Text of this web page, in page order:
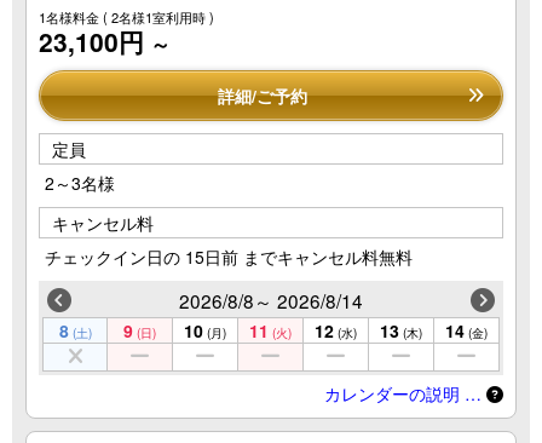
1名様料金( 2名様1室利用時 )
23,100円 ～
詳細/ご予約
定員
2～3名様
キャンセル料
チェックイン日の 15日前 までキャンセル料無料
2026/8/8～ 2026/8/14
8 (土) 9 (日) 10 (月) 11 (火) 12 (水) 13 (木) 14 (金)
カレンダーの説明 …